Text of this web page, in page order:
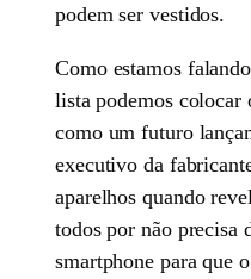
podem ser vestidos.
Como estamos
lista podemos
como um futuro
executivo da
aparelhos quando
todos por não precisa
smartphone para que